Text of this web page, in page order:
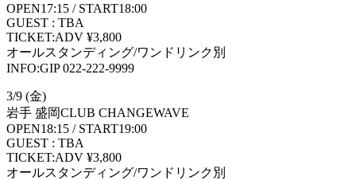
OPEN17:15 / START18:00
GUEST : TBA
TICKET:ADV ¥3,800
オールスタンディング/ワンドリンク別
INFO:GIP 022-222-9999
3/9 (金)
岩手 盛岡CLUB CHANGEWAVE
OPEN18:15 / START19:00
GUEST : TBA
TICKET:ADV ¥3,800
オールスタンディング/ワンドリンク別